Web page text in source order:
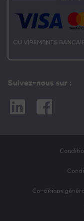
Suivez-nous sur :
LinkedinFacebook
Conditions